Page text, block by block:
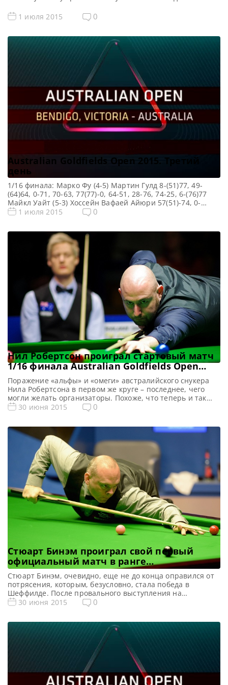
1 июля 2015
0
Australian Goldfields Open 2015. Третий
день
1/16 финала: Марко Фу (4-5) Мартин Гулд 8-(51)77, 49-
(64)64, 0-71, 70-63, 77(77)-0, 64-51, 28-76, 74-25, 6-(76)77
Майкл Уайт (5-3) Хоссейн Вафаей Айюри 57(51)-74, 0-
(81)81, 66-5, 92-1, 25-72, 73-31, 93(69)-21, 62-40 Шон
Дэвис (4-5) Джейми Джонс 69-15, 93(57)-0, 24-(63)94, 49-32,
11-57, 96(56)-0, […]
1 июля 2015 0
Нил Робертсон проиграл стартовый матч
1/16 финала Australian Goldfields Open
2015
Поражение «альфы» и «омеги» австралийского снукера
Нила Робертсона в первом же круге – последнее, чего
могли желать организаторы. Похоже, что теперь и так
невысокий интерес к турниру местной публики, упадет
подъеме Мэттью Селт сможет обыграть Робертсона, […]
30 июня 2015 0
Стюарт Бинэм проиграл свой первый
официальный матч в ранге
действующего Чемпиона Мира
Стюарт Бинэм, очевидно, еще не до конца оправился от
потрясения, которым, безусловно, стала победа в
Шеффилде. После провального выступления на
командном чемпионате мира в паре с Марком Селби
плохой игре Стюарта, сколько об отличной – его
соперника Фергала О’Брайена. […]
30 июня 2015 0